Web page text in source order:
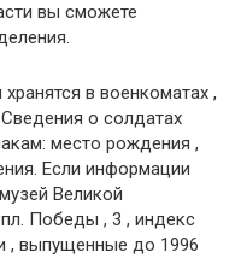
вы сможете
в военкоматах ,
о солдатах
место рождения ,
Если информации
Великой
Победы , 3 , индекс
, выпущенные до 1996